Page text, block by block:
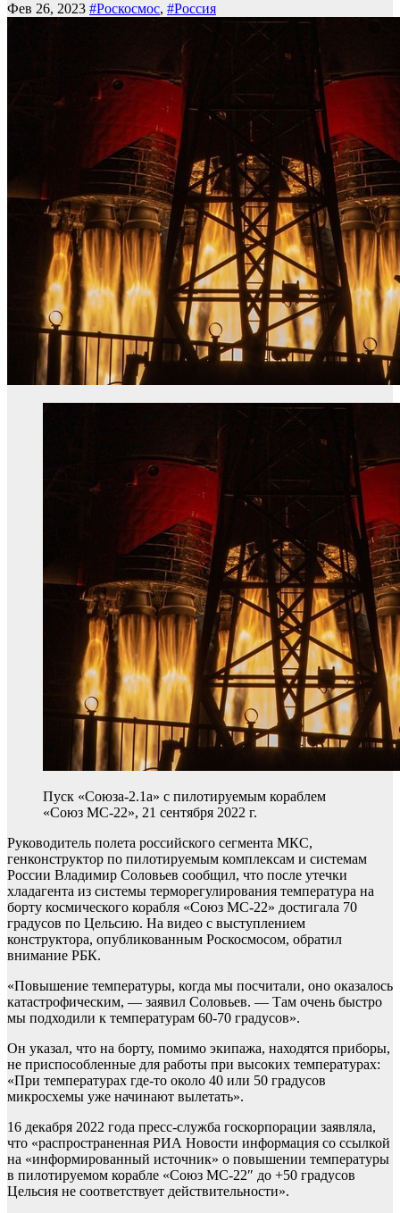
Фев 26, 2023 #Роскосмос, #Россия
Пуск «Союза-2.1а» с пилотируемым кораблем
«Союз МС-22», 21 сентября 2022 г.
Руководитель полета российского сегмента МКС,
генконструктор по пилотируемым комплексам и системам
России Владимир Соловьев сообщил, что после утечки
хладагента из системы терморегулирования температура на
борту космического корабля «Союз МС-22» достигала 70
градусов по Цельсию. На видео с выступлением
конструктора, опубликованным Роскосмосом, обратил
внимание РБК.
«Повышение температуры, когда мы посчитали, оно оказалось
катастрофическим, — заявил Соловьев. — Там очень быстро
мы подходили к температурам 60-70 градусов».
Он указал, что на борту, помимо экипажа, находятся приборы,
не приспособленные для работы при высоких температурах:
«При температурах где-то около 40 или 50 градусов
микросхемы уже начинают вылетать».
16 декабря 2022 года пресс-служба госкорпорации заявляла,
что «распространенная РИА Новости информация со ссылкой
на «информированный источник» о повышении температуры
в пилотируемом корабле «Союз МС-22″ до +50 градусов
Цельсия не соответствует действительности».